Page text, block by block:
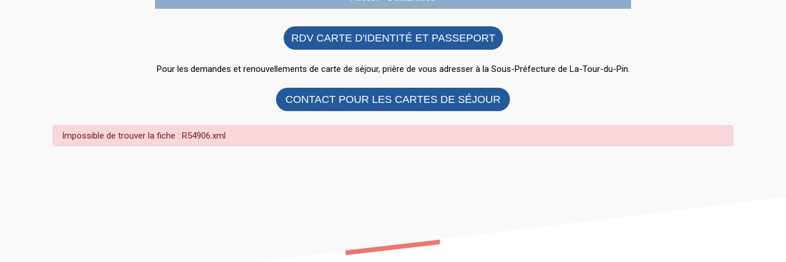
RDV CARTE D'IDENTITÉ ET PASSEPORT
Pour les demandes et renouvellements de carte de séjour, prière de vous adresser à la Sous-Préfecture de La-Tour-du-Pin.
CONTACT POUR LES CARTES DE SÉJOUR
Impossible de trouver la fiche : R54906.xml